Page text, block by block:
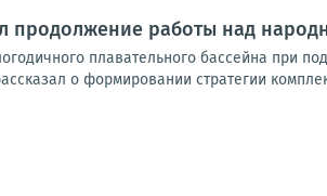
продолжение работы над
плавательного бассейна при
о формировании стратегии